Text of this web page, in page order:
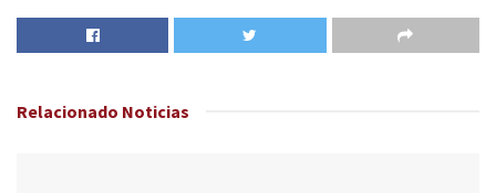
Relacionado Noticias